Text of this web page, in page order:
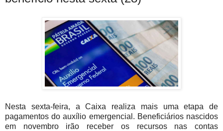
Nesta sexta-feira, a Caixa realiza mais uma etapa de
pagamentos do auxílio emergencial. Beneficiários nascidos
em novembro irão receber os recursos nas contas